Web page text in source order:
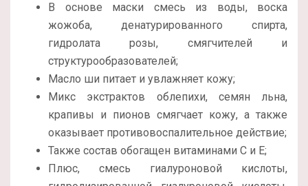
В основе маски смесь из воды, воска
жожоба, денатурированного спирта,
гидролата розы, смягчителей и
структурообразователей;
Масло ши питает и увлажняет кожу;
Микс экстрактов облепихи, семян льна,
крапивы и пионов смягчает кожу, а также
оказывает противовоспалительное действие;
Также состав обогащен витаминами С и Е;
Плюс, смесь гиалуроновой кислоты,